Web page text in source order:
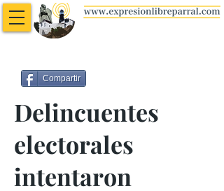
Compartir
Delincuentes
electorales
intentaron